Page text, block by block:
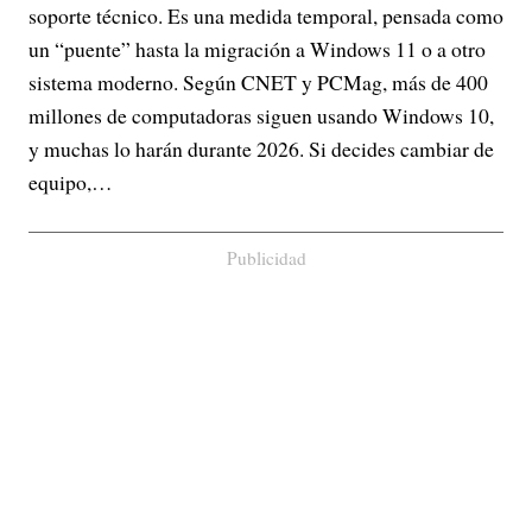
soporte técnico. Es una medida temporal, pensada como
un “puente” hasta la migración a Windows 11 o a otro
sistema moderno. Según CNET y PCMag, más de 400
millones de computadoras siguen usando Windows 10,
y muchas lo harán durante 2026. Si decides cambiar de
equipo,…
Publicidad